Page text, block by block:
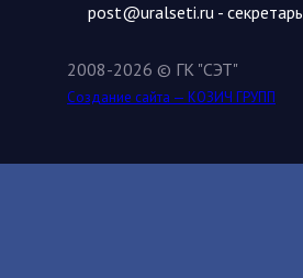
post@uralseti.ru - секретарь
2008-2026 © ГК "СЭТ"
Создание сайта — КОЗИЧ ГРУПП